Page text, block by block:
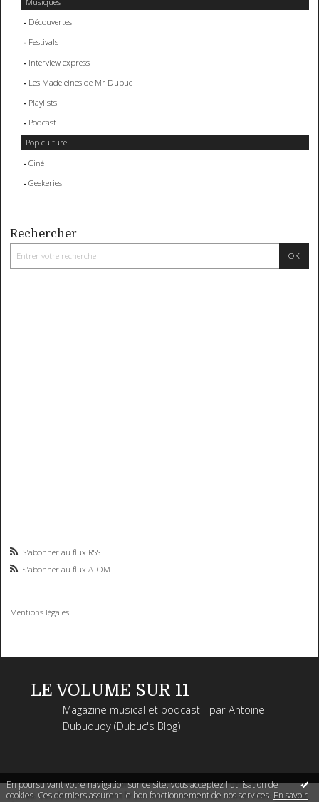
En poursuivant votre navigation sur ce site, vous acceptez l'utilisation de
cookies. Ces derniers assurent le bon fonctionnement de nos services.En savoir
Découvertes
Festivals
Interview express
Les Madeleines de Mr Dubuc
Playlists
Podcast
Pop culture
Ciné
Geekeries
Rechercher
S'abonner au flux RSS
S'abonner au flux ATOM
Mentions légales
LE VOLUME SUR 11
Magazine musical et podcast - par Antoine
Dubuquoy (Dubuc's Blog)